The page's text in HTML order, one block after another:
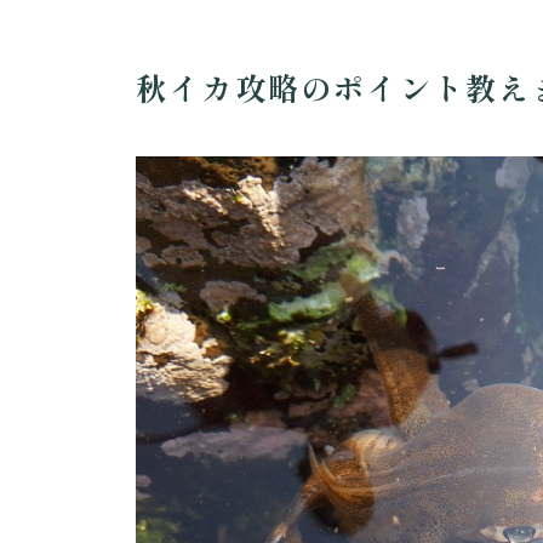
秋イカ攻略のポイント教え